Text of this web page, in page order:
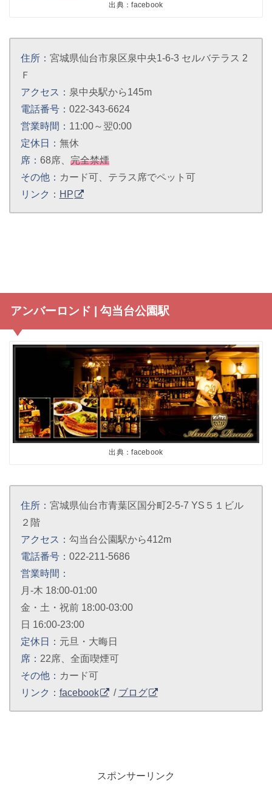
出典：facebook
住所： 宮城県仙台市泉区泉中央1-6-3 セルバテラス 2
Ｆ
アクセス： 泉中央駅から145m
電話番号： 022-343-6624
営業時間： 11:00～翌0:00
定休日： 無休
席： 68席、 完全禁煙
その他： カード可、テラス席でペット可
リンク： HP
アンバーロンド | 勾当台公園駅
出典：facebook
住所： 宮城県仙台市青葉区国分町2-5-7 YS５１ビル
２階
アクセス： 勾当台公園駅から412m
電話番号： 022-211-5686
営業時間：
月-木 18:00-01:00
金・土・祝前 18:00-03:00
日 16:00-23:00
定休日： 元旦・大晦日
席： 22席、全面喫煙可
その他： カード可
リンク： facebook / ブログ
スポンサーリンク